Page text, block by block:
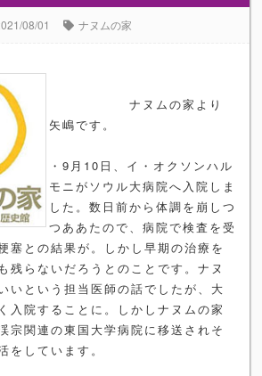
08/01 ナヌムの家
ナヌムの家より
矢嶋です。
・9月10日、イ・オクソンハル
モニがソウル大病院へ入院しま
した。数日前から体調を崩しつ
つああたので、病院で検査を受
塞との結果が。しかし早期の治療を
残らないだろうとのことです。ナヌ
いという担当医師の話でしたが、大
入院することに。しかしナヌムの家
宗関連の東国大学病院に移送されそ
をしています。